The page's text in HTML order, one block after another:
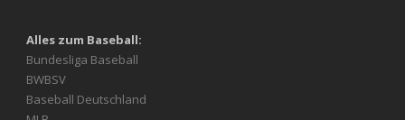
Alles zum Baseball:
Bundesliga Baseball
BWBSV
Baseball Deutschland